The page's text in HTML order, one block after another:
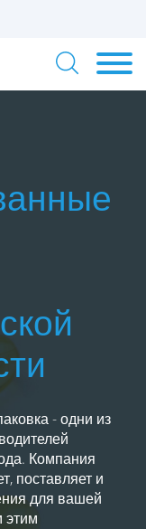
- одни из
Компания
поставляет и
для вашей
этим